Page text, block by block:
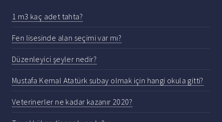
1 m3 kaç adet tahta?
Fen lisesinde alan seçimi var mı?
Düzenleyici şeyler nedir?
Mustafa Kemal Atatürk subay olmak için hangi okula gitti?
Veterinerler ne kadar kazanır 2020?